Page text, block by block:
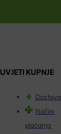
UVJETI KUPNJE
Dostava
Načini
plaćanja